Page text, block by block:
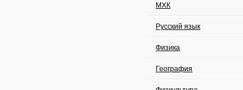
МХК
Русский язык
Физика
География